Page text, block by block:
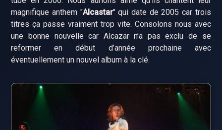
magnifique anthem "Alcastar" qui date de 2005 car trois
titres ça passe vraiment trop vite. Consolons nous avec
une bonne nouvelle car Alcazar n’a pas exclu de se
reformer en début d’année prochaine avec
éventuellement un nouvel album à la clé.